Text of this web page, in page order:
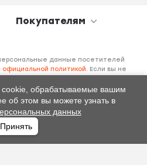
Избранное
Покупателям
данные посетителей
официальной политикой. Если вы не
обрабатываемые вашим
об этом вы можете узнать в
данных
Принять